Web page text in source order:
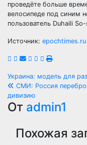
проведёте больше
велосипеде под синим
пользователь Duhaili
Источник: epochtimes.ru
по
записям
Украина: модель для
СМИ: Россия
дивизию
От admin1
Похожая